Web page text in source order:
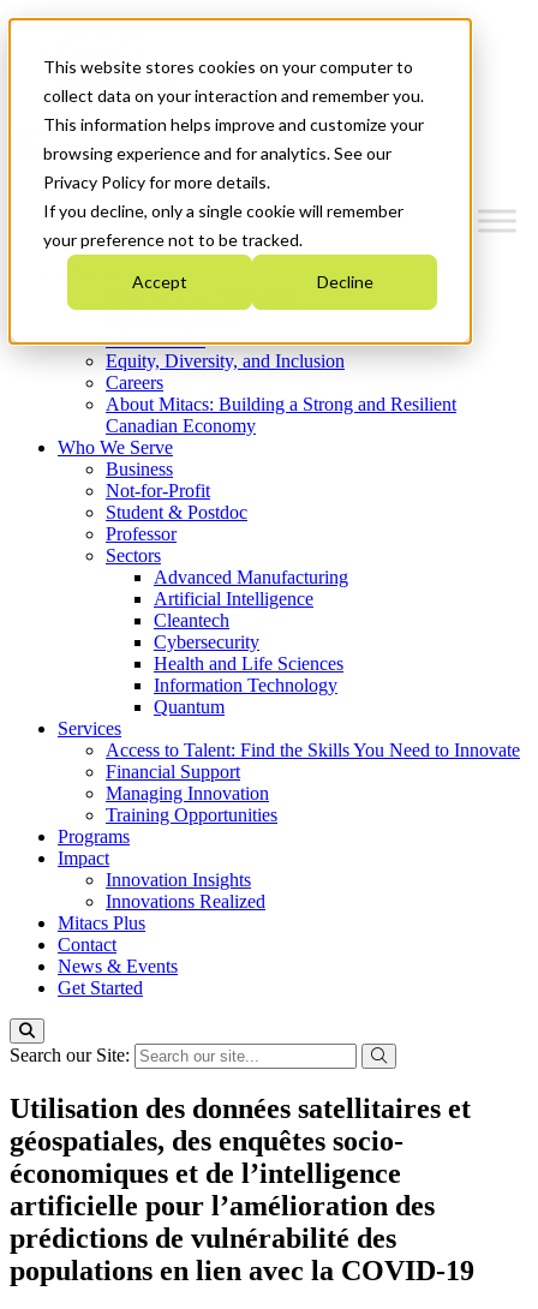
This website stores cookies on your computer to
collect data on your interaction and remember you.
This information helps improve and customize your
browsing experience and for analytics. See our
Privacy Policy for more details.
If you decline, only a single cookie will remember
your preference not to be tracked.
Accept Decline
News & Events
Get Started
Menu
Who We Are
Strategic Plan 2026-2030
What We Do
Equity, Diversity, and Inclusion
Careers
About Mitacs: Building a Strong and Resilient
Canadian Economy
Who We Serve
Business
Not-for-Profit
Student & Postdoc
Professor
Sectors
Advanced Manufacturing
Artificial Intelligence
Cleantech
Cybersecurity
Health and Life Sciences
Information Technology
Quantum
Services
Access to Talent: Find the Skills You Need to Innovate
Financial Support
Managing Innovation
Training Opportunities
Programs
Impact
Innovation Insights
Innovations Realized
Mitacs Plus
Contact
News & Events
Get Started
Search our Site:
Utilisation des données satellitaires et
géospatiales, des enquêtes socio-
économiques et de l’intelligence
artificielle pour l’amélioration des
prédictions de vulnérabilité des
populations en lien avec la COVID-19